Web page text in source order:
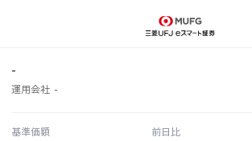
-
運用会社 -
基準価額 前日比